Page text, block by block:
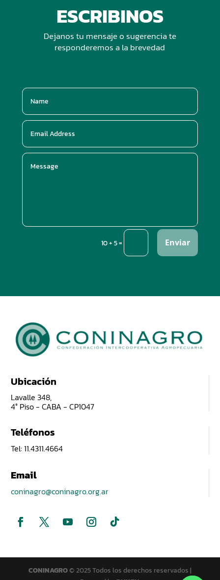
ESCRIBINOS
Dejanos tu mensaje o sugerencia te
responderemos a la brevedad
10 + 5= Enviar
Ubicación
Lavalle 348,
4° Piso - CABA - CP1047
Teléfonos
Tel: 11.4311.4664
Email
coninagro@coninagro.org.ar
CONINAGRO© 2025 Todos los derechos reservados |